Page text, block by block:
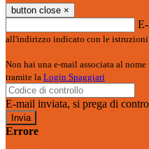
button close ×
all'indirizzo indicato con le istruzioni
Non hai una e-mail associata al
tramite la Login Spaggiari
E-mail inviata, si prega di
Errore